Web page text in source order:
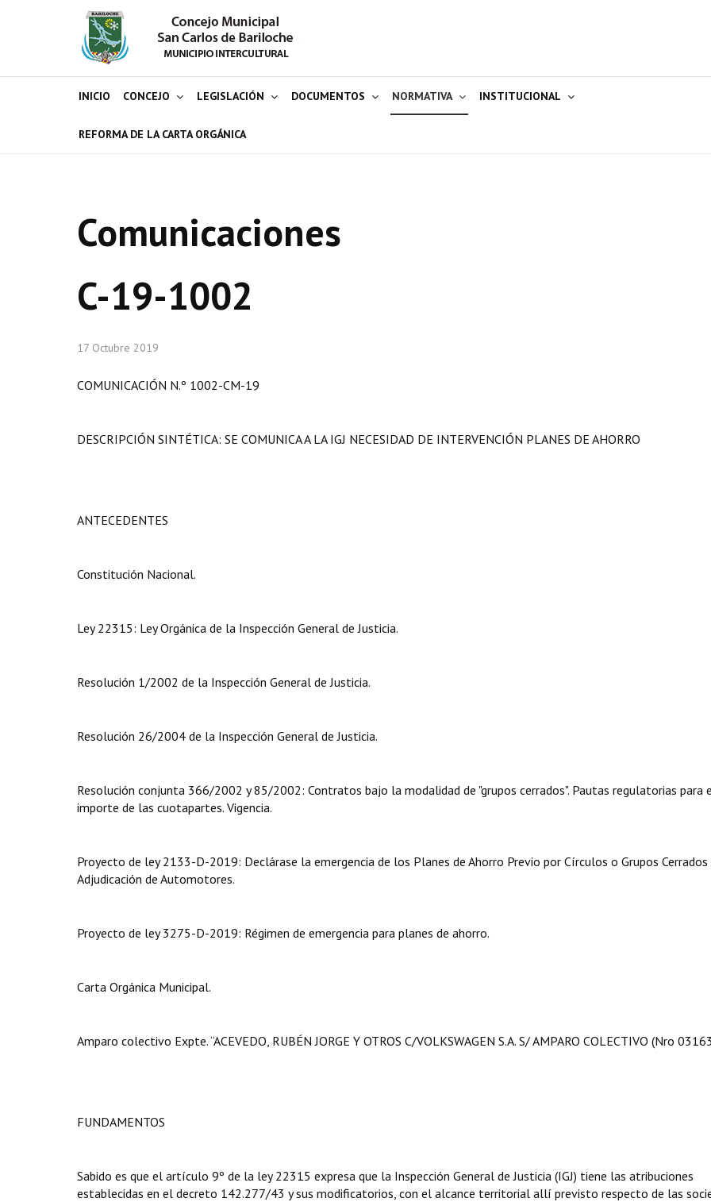
INICIO CONCEJO LEGISLACIÓN DOCUMENTOS NORMATIVA INSTITUCIONAL
REFORMA DE LA CARTA ORGÁNICA
Comunicaciones
C-19-1002
17 Octubre 2019
COMUNICACIÓN N.º 1002-CM-19
DESCRIPCIÓN SINTÉTICA: SE COMUNICA A LA IGJ NECESIDAD DE INTERVENCIÓN PLANES DE AHORRO
ANTECEDENTES
Constitución Nacional.
Ley 22315: Ley Orgánica de la Inspección General de Justicia.
Resolución 1/2002 de la Inspección General de Justicia.
Resolución 26/2004 de la Inspección General de Justicia.
Resolución conjunta 366/2002 y 85/2002: Contratos bajo la modalidad de "grupos cerrados". Pautas regulatorias para
importe de las cuotapartes. Vigencia.
Proyecto de ley 2133-D-2019: Declárase la emergencia de los Planes de Ahorro Previo por Círculos o Grupos
Adjudicación de Automotores.
Proyecto de ley 3275-D-2019: Régimen de emergencia para planes de ahorro.
Carta Orgánica Municipal.
Amparo colectivo Expte. “ACEVEDO, RUBÉN JORGE Y OTROS C/VOLKSWAGEN S.A. S/ AMPARO COLECTIVO (Nro
FUNDAMENTOS
Sabido es que el artículo 9º de la ley 22315 expresa que la Inspección General de Justicia (IGJ) tiene las atribuciones
establecidas en el decreto 142.277/43 y sus modificatorios, con el alcance territorial allí previsto respecto de las